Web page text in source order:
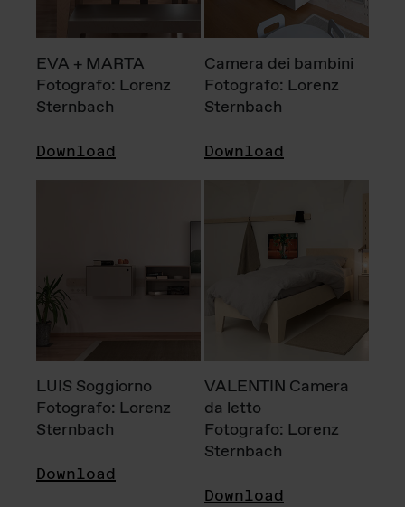
EVA + MARTA
Fotografo: Lorenz
Sternbach
Download
Camera dei bambini
Fotografo: Lorenz
Sternbach
Download
LUIS Soggiorno
Fotografo: Lorenz
Sternbach
Download
VALENTIN Camera
da letto
Fotografo: Lorenz
Sternbach
Download